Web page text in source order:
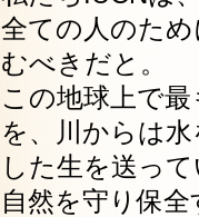
全ての人のた
むべきだと。
この地球上で
を、川からは
した生を送っ
自然を守り保